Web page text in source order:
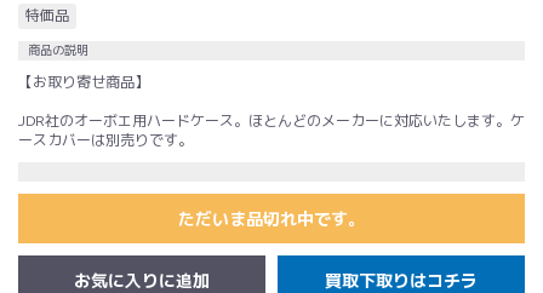
特価品
商品の説明
【お取り寄せ商品】
JDR社のオーボエ用ハードケース。ほとんどのメーカーに対応いたします。ケ
ースカバーは別売りです。
ただいま品切れ中です。
買取下取りはコチラ